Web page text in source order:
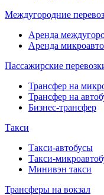
Междугородние
Аренда
Аренда
Пассажирские
Трансфер на
Трансфер на
Бизнес-трансфер
Такси
Такси-автобусы
Такси-
Минивэн такси
Трансферы на вокзал